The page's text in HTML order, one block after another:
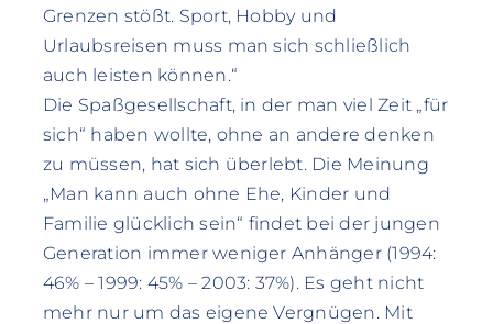
Grenzen stößt. Sport, Hobby und
Urlaubsreisen muss man sich schließlich
auch leisten können.“
Die Spaßgesellschaft, in der man viel Zeit „für
sich“ haben wollte, ohne an andere denken
zu müssen, hat sich überlebt. Die Meinung
„Man kann auch ohne Ehe, Kinder und
Familie glücklich sein“ findet bei der jungen
Generation immer weniger Anhänger (1994:
46% – 1999: 45% – 2003: 37%). Es geht nicht
mehr nur um das eigene Vergnügen. Mit